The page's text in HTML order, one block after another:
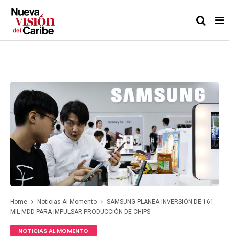
Home Noticias Al Momento
SAMSUNG PLANEA INVERSIÓN DE 161
MIL MDD PARA IMPULSAR PRODUCCIÓN DE CHIPS
NOTICIAS AL MOMENTO